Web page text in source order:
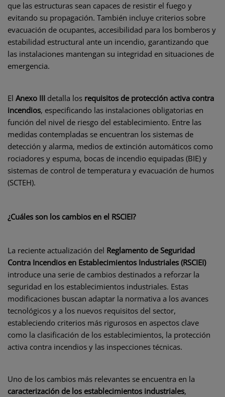
que las estructuras sean capaces de resistir el fuego y
evitando su propagación. También incluye criterios sobre
evacuación de ocupantes, accesibilidad para los bomberos y
estabilidad estructural ante un incendio, garantizando que
las instalaciones mantengan su integridad en situaciones de
emergencia.
El Anexo III detalla los requisitos de protección activa contra
incendios, especificando las instalaciones obligatorias en
función del nivel de riesgo del establecimiento. Entre las
medidas contempladas se encuentran los sistemas de
detección y alarma, medios de extinción automáticos como
rociadores y espuma, bocas de incendio equipadas (BIE) y
sistemas de control de temperatura y evacuación de humos
(SCTEH).
¿Cuáles son los cambios en el RSCIEI?
La reciente actualización del Reglamento de Seguridad
Contra Incendios en Establecimientos Industriales (RSCIEI)
introduce una serie de cambios destinados a reforzar la
seguridad en los establecimientos industriales. Estas
modificaciones buscan adaptar la normativa a los avances
tecnológicos y a los nuevos requisitos del sector,
estableciendo criterios más rigurosos en aspectos clave
como la clasificación de los establecimientos, la protección
activa contra incendios y las inspecciones técnicas.
Uno de los cambios más relevantes se encuentra en la
caracterización de los establecimientos industriales,